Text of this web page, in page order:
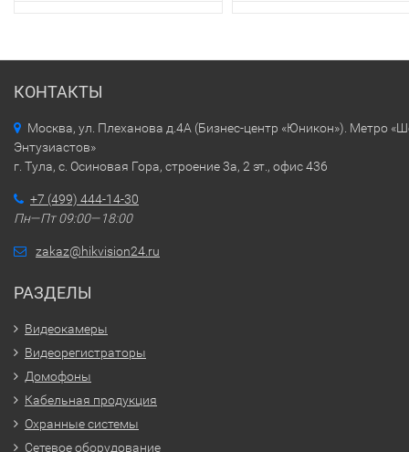
КОНТАКТЫ
Москва, ул. Плеханова д.4А (Бизнес-центр «Юникон»). Метро
Энтузиастов»
г. Тула, с. Осиновая Гора, строение 3а, 2 эт., офис 436
+7 (499) 444-14-30
Пн—Пт 09:00—18:00
zakaz@hikvision24.ru
РАЗДЕЛЫ
Видеокамеры
Видеорегистраторы
Домофоны
Кабельная продукция
Охранные системы
Сетевое оборудование